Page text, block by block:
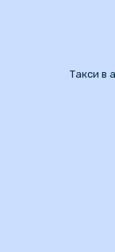
Такси в